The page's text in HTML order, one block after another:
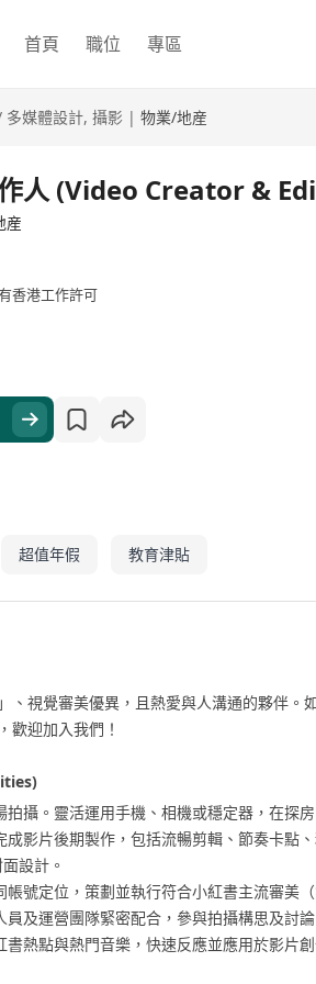
首頁 職位 專區
多媒體設計, 攝影 | 物業/地産
人 (Video Creator &
産
香港工作許可
超值年假 教育津貼
、視覺審美優異，且熱愛與人溝通的夥伴。
歡迎加入我們！
拍攝。靈活運用手機、相機或穩定器，在探
成影片後期製作，包括流暢剪輯、節奏卡點
設計。
帳號定位，策劃並執行符合小紅書主流審美
員及運營團隊緊密配合，參與拍攝構思及討
書熱點與熱門音樂，快速反應並應用於影片創